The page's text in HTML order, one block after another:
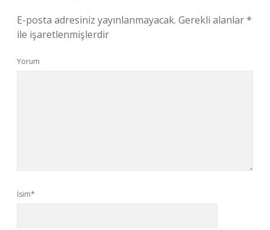
E-posta adresiniz yayınlanmayacak. Gerekli alanlar*
ile işaretlenmişlerdir
Yorum
İsim*